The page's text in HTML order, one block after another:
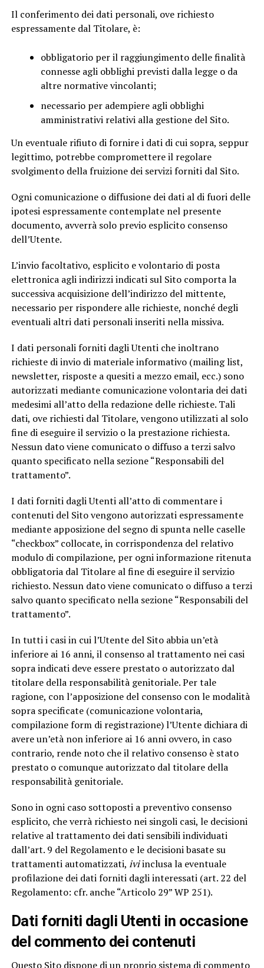
Il conferimento dei dati personali, ove richiesto
espressamente dal Titolare, è:
obbligatorio per il raggiungimento delle finalità
connesse agli obblighi previsti dalla legge o da
altre normative vincolanti;
necessario per adempiere agli obblighi
amministrativi relativi alla gestione del Sito.
Un eventuale rifiuto di fornire i dati di cui sopra, seppur
legittimo, potrebbe compromettere il regolare
svolgimento della fruizione dei servizi forniti dal Sito.
Ogni comunicazione o diffusione dei dati al di fuori delle
ipotesi espressamente contemplate nel presente
documento, avverrà solo previo esplicito consenso
dell’Utente.
L’invio facoltativo, esplicito e volontario di posta
elettronica agli indirizzi indicati sul Sito comporta la
successiva acquisizione dell’indirizzo del mittente,
necessario per rispondere alle richieste, nonché degli
eventuali altri dati personali inseriti nella missiva.
I dati personali forniti dagli Utenti che inoltrano
richieste di invio di materiale informativo (mailing list,
newsletter, risposte a quesiti a mezzo email, ecc.) sono
autorizzati mediante comunicazione volontaria dei dati
medesimi all’atto della redazione delle richieste. Tali
dati, ove richiesti dal Titolare, vengono utilizzati al solo
fine di eseguire il servizio o la prestazione richiesta.
Nessun dato viene comunicato o diffuso a terzi salvo
quanto specificato nella sezione “Responsabili del
trattamento”.
I dati forniti dagli Utenti all’atto di commentare i
contenuti del Sito vengono autorizzati espressamente
mediante apposizione del segno di spunta nelle caselle
“checkbox” collocate, in corrispondenza del relativo
modulo di compilazione, per ogni informazione ritenuta
obbligatoria dal Titolare al fine di eseguire il servizio
richiesto. Nessun dato viene comunicato o diffuso a terzi
salvo quanto specificato nella sezione “Responsabili del
trattamento”.
In tutti i casi in cui l’Utente del Sito abbia un’età
inferiore ai 16 anni, il consenso al trattamento nei casi
sopra indicati deve essere prestato o autorizzato dal
titolare della responsabilità genitoriale. Per tale
ragione, con l’apposizione del consenso con le modalità
sopra specificate (comunicazione volontaria,
compilazione form di registrazione) l’Utente dichiara di
avere un’età non inferiore ai 16 anni ovvero, in caso
contrario, rende noto che il relativo consenso è stato
prestato o comunque autorizzato dal titolare della
responsabilità genitoriale.
Sono in ogni caso sottoposti a preventivo consenso
esplicito, che verrà richiesto nei singoli casi, le decisioni
relative al trattamento dei dati sensibili individuati
dall’art. 9 del Regolamento e le decisioni basate su
trattamenti automatizzati, iviinclusa la eventuale
profilazione dei dati forniti dagli interessati (art. 22 del
Regolamento: cfr. anche “Articolo 29” WP 251).
Dati forniti dagli Utenti in occasione
del commento dei contenuti
Questo Sito dispone di un proprio sistema di commento